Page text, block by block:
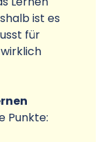
ist es
für
Punkte: